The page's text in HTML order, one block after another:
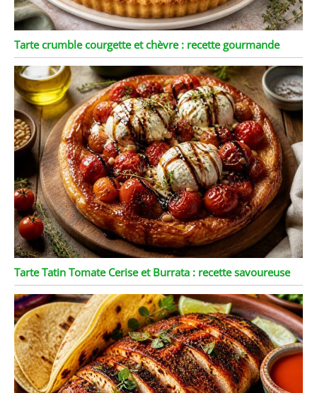
Tarte crumble courgette et chèvre : recette gourmande
Tarte Tatin Tomate Cerise et Burrata : recette savoureuse